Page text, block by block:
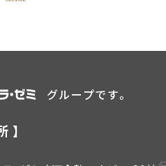
グループです。
】